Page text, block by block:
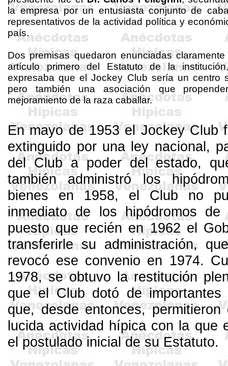
la empresa por un entusiasta conjunto de
representativos de la actividad política y
país.
Dos premisas quedaron enunciadas
artículo primero del Estatuto de la
expresaba que el Jockey Club sería un centro
pero también una asociación que
mejoramiento de la raza caballar.
En mayo de 1953 el Jockey Club
extinguido por una ley nacional,
del Club a poder del estado,
también administró los
bienes en 1958, el Club no
inmediato de los hipódromos
puesto que recién en 1962 el
transferirle su administración,
revocó ese convenio en 1974.
1978, se obtuvo la restitución
que el Club dotó de importantes
que, desde entonces,
lucida actividad hípica con la que
el postulado inicial de su Estatuto.